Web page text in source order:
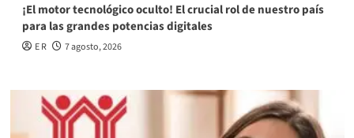
¡El motor tecnológico oculto! El crucial rol de nuestro país
para las grandes potencias digitales
E R 7 agosto, 2026